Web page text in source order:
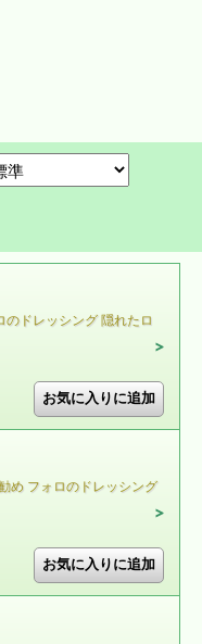
ドレッシング 隠れたロ
め フォロのドレッシング